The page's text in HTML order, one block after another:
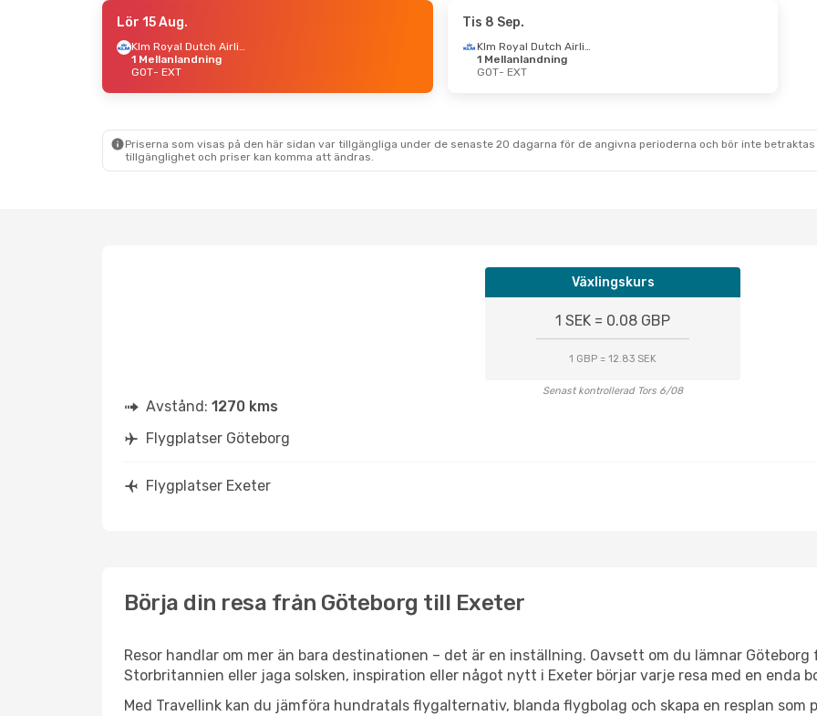
- Lör 12 Sep.
Klm Royal Dutch Airlines
Lör 15 Aug.
Klm Royal Dutch Airlines
1 Mellanlandning
GOT- EXT
Tis 8 Sep.
Klm Royal Dutch Airlines
1 Mellanlandning
GOT- EXT
Priserna som visas på den här sidan var tillgängliga under de senaste 20 dagarna för de angivna perioderna och bör inte
tillgänglighet och priser kan komma att ändras.
Växlingskurs
1 SEK = 0.08 GBP
1 GBP = 12.83 SEK
Senast kontrollerad Tors 6/08
Avstånd: 1270 kms
Flygplatser Göteborg
Flygplatser Exeter
Börja din resa från Göteborg till Exeter
Resor handlar om mer än bara destinationen – det är en inställning. Oavsett om du lämnar
Storbritannien eller jaga solsken, inspiration eller något nytt i Exeter börjar varje resa med en enda
Med Travellink kan du jämföra hundratals flygalternativ, blanda flygbolag och skapa en resplan som